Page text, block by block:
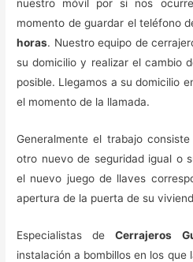
nuestro móvil por si nos
momento de guardar el teléfono
horas. Nuestro equipo de
su domicilio y realizar el cambio
posible. Llegamos a su domicilio
el momento de la llamada.
Generalmente el trabajo consiste
otro nuevo de seguridad igual o
el nuevo juego de llaves
apertura de la puerta de su
Especialistas deCerrajeros
instalación a bombillos en los